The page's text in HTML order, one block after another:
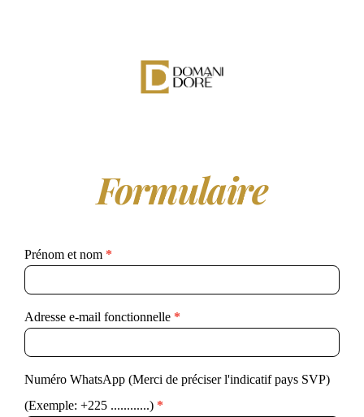
Formulaire
Immersion
Prénom et nom *
Adresse e-mail fonctionnelle *
Numéro WhatsApp (Merci de préciser l'indicatif pays SVP)
(Exemple: +225 ............) *
Si vous
êtes un
ne
pas ce
champ.